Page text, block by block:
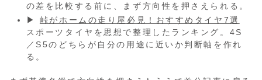
の差を比較する前に、まず方向性を押さえられる。
▶ 峠がホームの走り屋必見！おすすめタイヤ7選
スポーツタイヤを思想で整理したランキング。4S
／S5のどちらが自分の用途に近いか判断軸を作れ
る。